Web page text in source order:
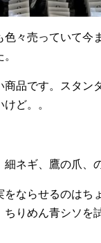
々売っていて今
品です。スタン
ど。。
ネギ、鷹の爪、
ならせるのはち
りめん青シソを